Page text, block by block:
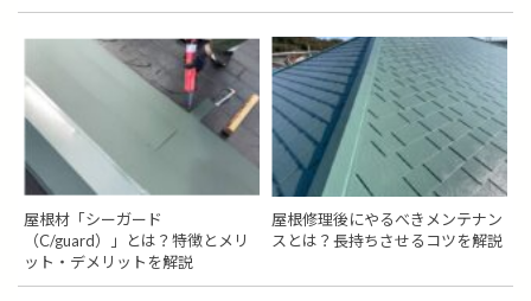
屋根材「シーガード
（C/guard）」とは？特徴とメリ
ット・デメリットを解説
屋根修理後にやるべきメンテナン
スとは？長持ちさせるコツを解説